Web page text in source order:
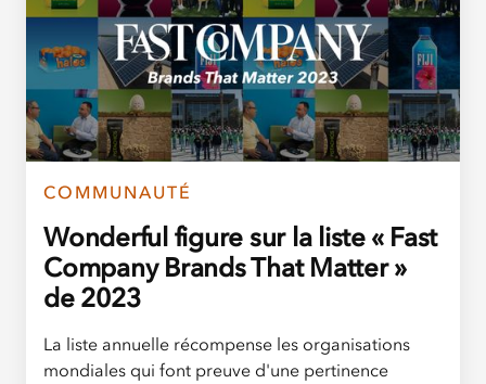
COMMUNAUTÉ
Wonderful figure sur la liste « Fast
Company Brands That Matter »
de 2023
La liste annuelle récompense les organisations
mondiales qui font preuve d'une pertinence